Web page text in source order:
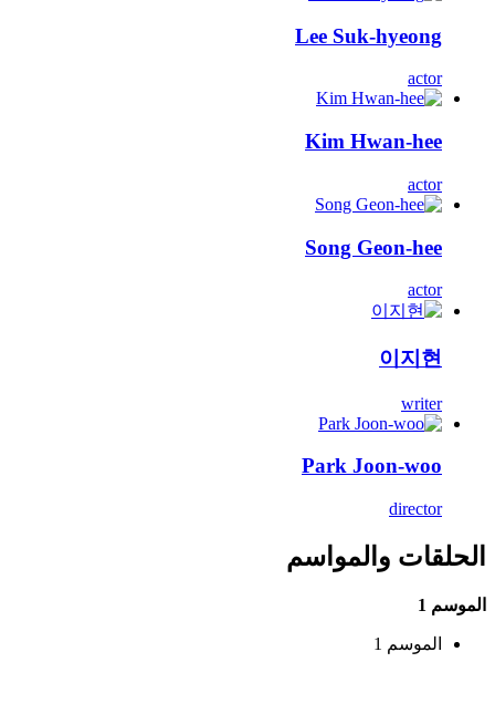
Lee Suk-hyeong
actor
Kim Hwan-hee
actor
Song Geon-hee
actor
이지현
writer
Park Joon-woo
director
الحلقات والمواسم
الموسم 1
الموسم 1